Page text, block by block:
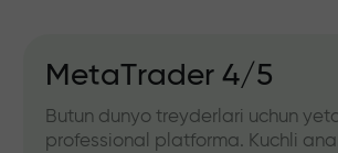
MetaTrader 4/5
Butun dunyo treyderlari uchun
professional platforma. Kuchli